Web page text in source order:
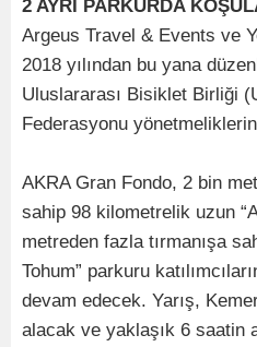
2 AYRI PARKURDA
Argeus Travel & Events ve
2018 yılından bu yana
Uluslararası Bisiklet Birliği
Federasyonu
AKRA Gran Fondo, 2 bin
sahip 98 kilometrelik uzun
metreden fazla tırmanışa
Tohum” parkuru
devam edecek. Yarış,
alacak ve yaklaşık 6 saatin